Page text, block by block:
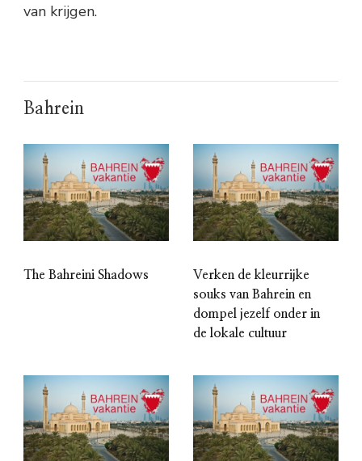
van krijgen.
Bahrein
The Bahreini Shadows
Verken de kleurrijke
souks van Bahrein en
dompel jezelf onder in
de lokale cultuur